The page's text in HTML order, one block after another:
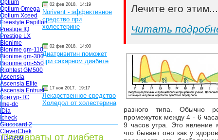
Optium
Optium Omega
Optium Xceed
Freestyle Papillon
Prestige IQ
Prestige LX
Bionime
Bionime gm-110
Bionime gm-300
Bionime gm-550
Rightest GM500
Ascensia
Ascensia Elite
Ascensia Entrust
Контур-ТС
Ime-dc
iDia
Icheck
Glucocard 2
CleverChek
TD-4209
02 фев 2018, 14:19
Norivent - эффективное
средство при
холестерине
02 фев 2018, 14:00
Диатривитин поможет
при сахарном диабете
17 ноя 2017, 19:17
Лекарственное средство
Холедол от холестерина
Препараты от диабета
Лечите его
Читать
разного типа. Обычно
промежуток между 4 - 6
9 часов утра. Это явление
что бывает оно как у